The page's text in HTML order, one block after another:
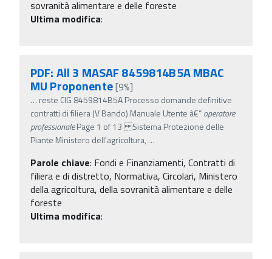
sovranità alimentare e delle foreste
Ultima modifica:
PDF: All 3 MASAF 8459814B5A MBAC
MU Proponente[9%]
… reste CIG 8459814B5A Processo domande definitive
contratti di filiera (V Bando) Manuale Utente â€“operatore
professionalePage 1 of 13 Sistema Protezione delle
Piante Ministero dell'agricoltura, …
Parole chiave: Fondi e Finanziamenti, Contratti di
filiera e di distretto, Normativa, Circolari, Ministero
della agricoltura, della sovranità alimentare e delle
foreste
Ultima modifica: